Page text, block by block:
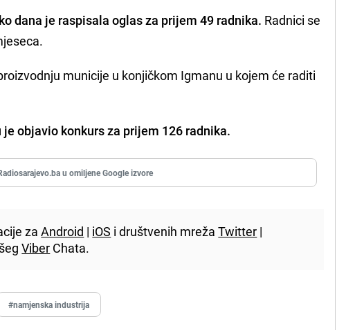
dana je raspisala oglas za prijem 49 radnika. Radnici se
municije u konjičkom Igmanu u kojem će raditi
objavio konkurs za prijem 126 radnika.
u omiljene Google izvore
zaAndroid | iOS i društvenih mrežaTwitter |
Viber Chata.
#namjenska industrija